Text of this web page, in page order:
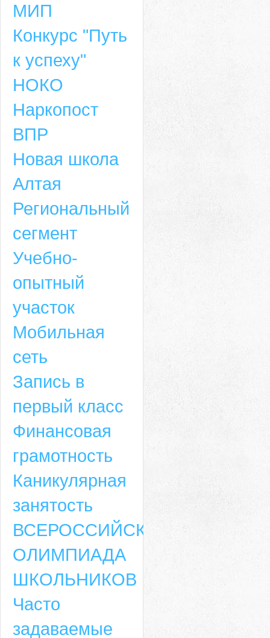
МИП
Конкурс "Путь
к успеху"
НОКО
Наркопост
ВПР
Новая школа
Алтая
Региональный
сегмент
Учебно-
опытный
участок
Мобильная
сеть
Запись в
первый класс
Финансовая
грамотность
Каникулярная
занятость
ВСЕРОССИЙСКАЯ
ОЛИМПИАДА
ШКОЛЬНИКОВ
Часто
задаваемые